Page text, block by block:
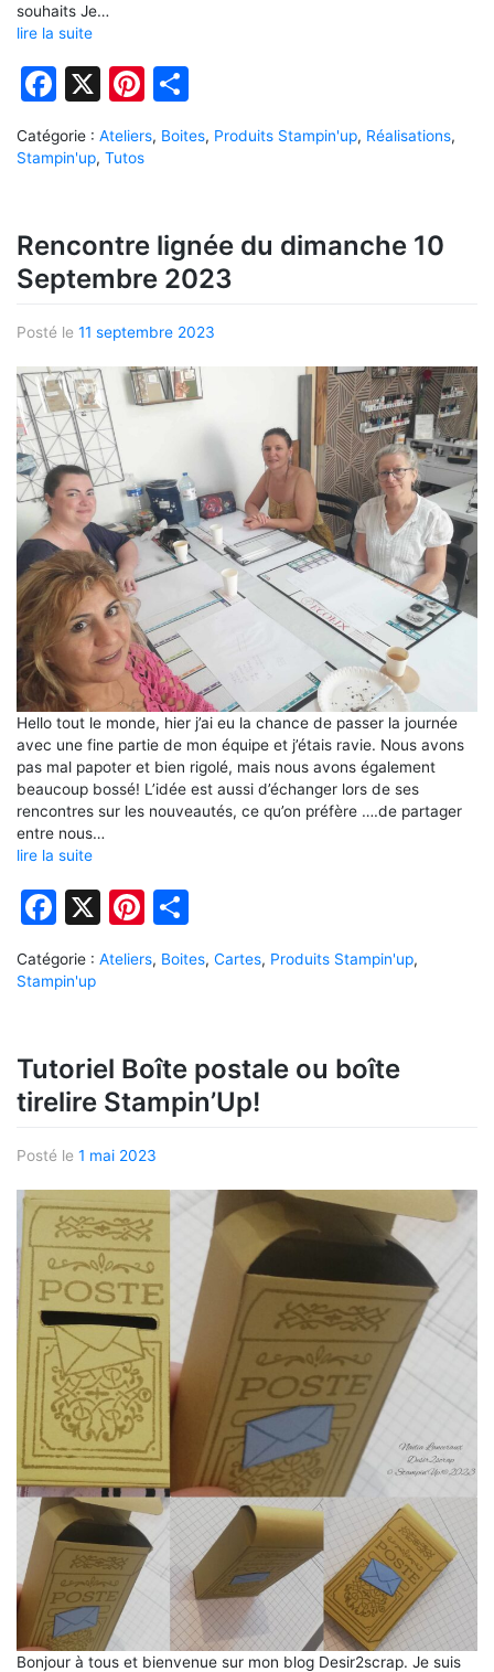
souhaits Je…
lire la suite
Facebook
X Pinterest
Catégorie : Ateliers, Boites, Produits Stampin'up, Réalisations,
Stampin'up, Tutos
Rencontre lignée du dimanche 10
Septembre 2023
Posté le 11 septembre 2023
Hello tout le monde, hier j’ai eu la chance de passer la journée
avec une fine partie de mon équipe et j’étais ravie. Nous avons
pas mal papoter et bien rigolé, mais nous avons également
beaucoup bossé! L’idée est aussi d’échanger lors de ses
rencontres sur les nouveautés, ce qu’on préfère ….de partager
entre nous…
lire la suite
Facebook
X Pinterest
Catégorie : Ateliers, Boites, Cartes, Produits Stampin'up,
Stampin'up
Tutoriel Boîte postale ou boîte
tirelire Stampin’Up!
Posté le 1 mai 2023
Bonjour à tous et bienvenue sur mon blog Desir2scrap. Je suis